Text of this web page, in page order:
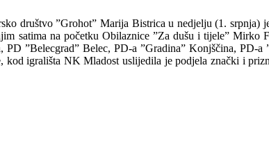
društvo ”Grohot” Marija Bistrica u nedjelju (1. srpnja)
satima na početku Obilaznice ”Za dušu i tijele” Mirko
”Belecgrad” Belec, PD-a ”Gradina” Konjščina, PD-
igrališta NK Mladost uslijedila je podjela znački i